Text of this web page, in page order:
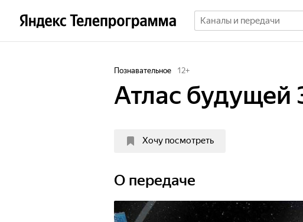
Познавательное 12+
Атлас будущей
Хочу посмотреть
О передаче